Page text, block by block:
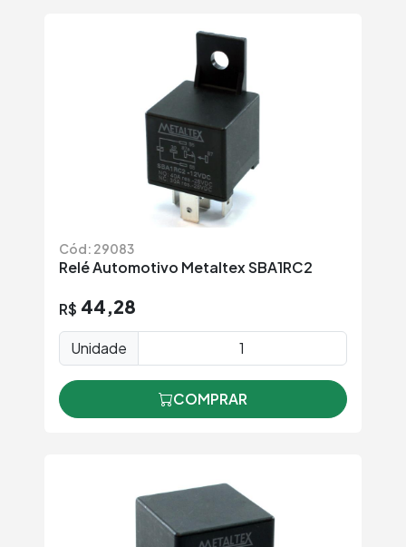
Cód: 29083
Relé Automotivo Metaltex SBA1RC2
R$ 44,28
Unidade
COMPRAR